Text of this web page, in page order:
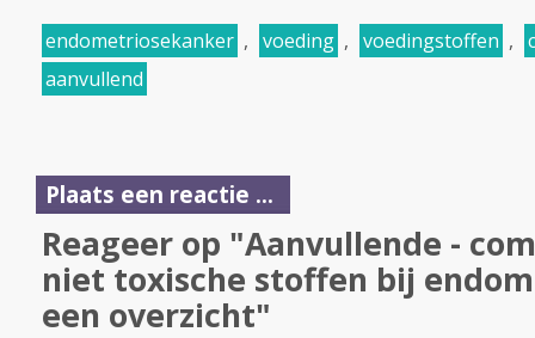
endometriosekanker , voeding , voedingstoffen ,
aanvullend
Plaats een reactie ...
Reageer op "Aanvullende -
niet toxische stoffen bij
een overzicht"